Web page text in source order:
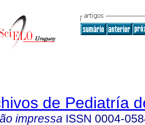
de Pediatría
impressa ISSN 0004-